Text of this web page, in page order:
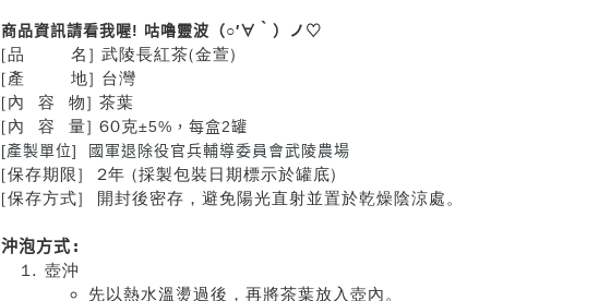
商品資訊請看我喔! 咕嚕靈波（○′∀‵）ノ♡
[品 名] 武陵長紅茶(金萱)
[產 地] 台灣
[內 容 物] 茶葉
[內 容 量] 60克±5%，每盒2罐
[產製單位] 國軍退除役官兵輔導委員會武陵農場
[保存期限] 2年 (採製包裝日期標示於罐底)
[保存方式] 開封後密存，避免陽光直射並置於乾燥陰涼處。
沖泡方式:
壺沖
先以熱水溫燙過後，再將茶葉放入壺內。